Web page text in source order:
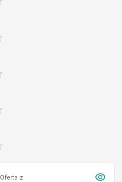
Oferta z